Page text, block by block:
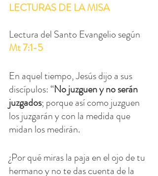
LECTURAS DE LA MISA
Lectura del Santo Evangelio según
Mt 7:1-5
En aquel tiempo, Jesús dijo a sus
discípulos: “No juzguen y no serán
juzgados; porque así como juzguen
los juzgarán y con la medida que
midan los medirán.
¿Por qué miras la paja en el ojo de tu
hermano y no te das cuenta de la